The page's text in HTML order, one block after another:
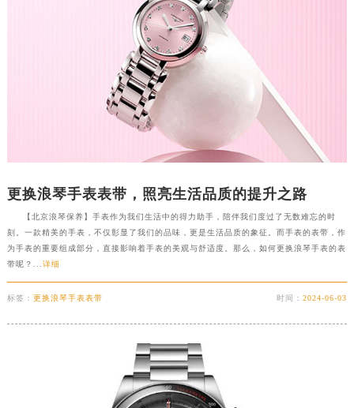
更换浪琴手表表带，照亮生活品质的提升之路
【北京浪琴保养】手表作为我们生活中的得力助手，陪伴我们度过了无数难忘的时
刻。一款精美的手表，不仅彰显了我们的品味，更是生活品质的象征。而手表的表带，作
为手表的重要组成部分，直接影响着手表的美观与舒适度。那么，如何更换浪琴手表的表
带呢？... 详细
标签： 更换浪琴手表表带 时间：2024-06-03